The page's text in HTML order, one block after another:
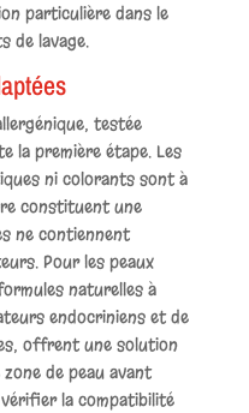
particulière dans le
de lavage.
testée
la première étape. Les
ni colorants sont à
constituent une
ne contiennent
Pour les peaux
naturelles à
endocriniens et de
offrent une solution
de peau avant
la compatibilité